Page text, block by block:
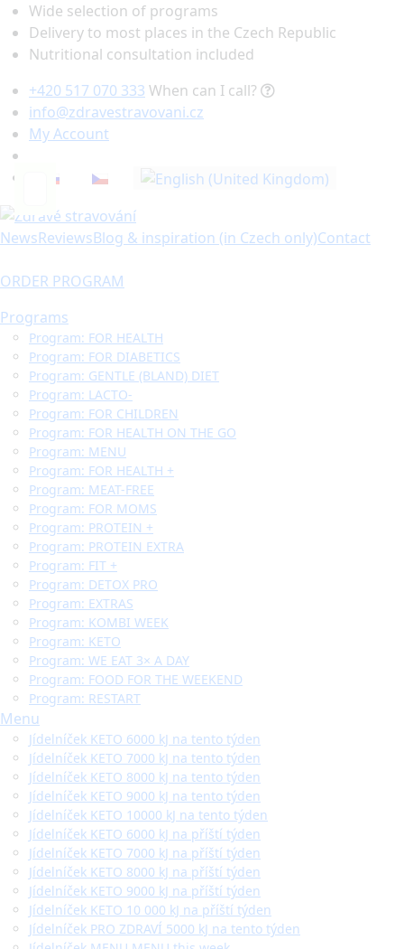
Wide selection of programs
Delivery to most places in the Czech Republic
Nutritional consultation included
+420 517 070 333 When can I call?
info@zdravestravovani.cz
My Account
Search
NewsReviewsBlog & inspiration (in Czech only)Contact
ORDER PROGRAM
Programs
Program: FOR HEALTH
Program: FOR DIABETICS
Program: GENTLE (BLAND) DIET
Program: LACTO-
Program: FOR CHILDREN
Program: FOR HEALTH ON THE GO
Program: MENU
Program: FOR HEALTH +
Program: MEAT-FREE
Program: FOR MOMS
Program: PROTEIN +
Program: PROTEIN EXTRA
Program: FIT +
Program: DETOX PRO
Program: EXTRAS
Program: KOMBI WEEK
Program: KETO
Program: WE EAT 3× A DAY
Program: FOOD FOR THE WEEKEND
Program: RESTART
Menu
Jídelníček KETO 6000 kJ na tento týden
Jídelníček KETO 7000 kJ na tento týden
Jídelníček KETO 8000 kJ na tento týden
Jídelníček KETO 9000 kJ na tento týden
Jídelníček KETO 10000 kJ na tento týden
Jídelníček KETO 6000 kJ na příští týden
Jídelníček KETO 7000 kJ na příští týden
Jídelníček KETO 8000 kJ na příští týden
Jídelníček KETO 9000 kJ na příští týden
Jídelníček KETO 10 000 kJ na příští týden
Jídelníček PRO ZDRAVÍ 5000 kJ na tento týden